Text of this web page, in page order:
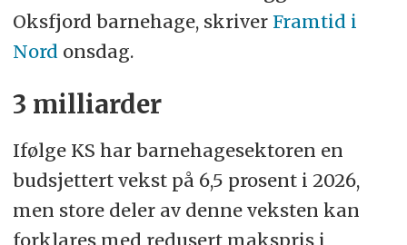
Oksfjord barnehage, skriver Framtid i
Nord onsdag.
3 milliarder
Ifølge KS har barnehagesektoren en
budsjettert vekst på 6,5 prosent i 2026,
men store deler av denne veksten kan
forklares med redusert makspris i